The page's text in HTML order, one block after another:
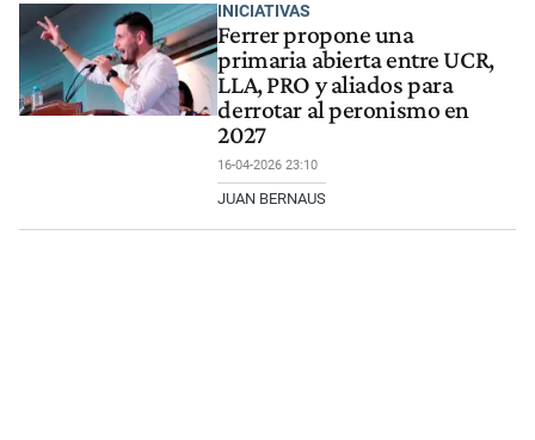
INICIATIVAS
Ferrer propone una
primaria abierta entre UCR,
LLA, PRO y aliados para
derrotar al peronismo en
2027
16-04-2026 23:10
JUAN BERNAUS